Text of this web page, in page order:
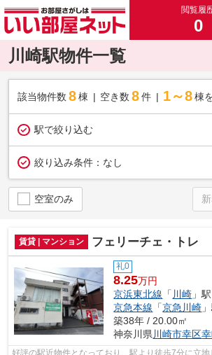
閲覧履
0
川崎駅物件一覧
該当物件数 8棟 空き数 8 件 1～8 棟
駅で絞り込む
絞り込み条件： なし
空室のみ
賃貸 | マンション フェリーチェ・トレ
礼0
8.25万円
京浜東北線 「 川崎 」
京急本線 「京急川崎
築38年 / 20.00㎡
神奈川県川崎市幸区